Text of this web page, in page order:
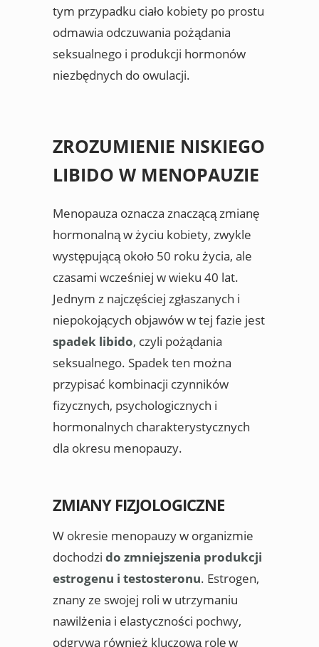
tym przypadku ciało kobiety po prostu
odmawia odczuwania pożądania
seksualnego i produkcji hormonów
niezbędnych do owulacji.
ZROZUMIENIE NISKIEGO
LIBIDO W MENOPAUZIE
Menopauza oznacza znaczącą zmianę
hormonalną w życiu kobiety, zwykle
występującą około 50 roku życia, ale
czasami wcześniej w wieku 40 lat.
Jednym z najczęściej zgłaszanych i
niepokojących objawów w tej fazie jest
spadek libido, czyli pożądania
seksualnego. Spadek ten można
przypisać kombinacji czynników
fizycznych, psychologicznych i
hormonalnych charakterystycznych
dla okresu menopauzy.
ZMIANY FIZJOLOGICZNE
W okresie menopauzy w organizmie
dochodzi do zmniejszenia produkcji
estrogenu i testosteronu. Estrogen,
znany ze swojej roli w utrzymaniu
nawilżenia i elastyczności pochwy,
odgrywa również kluczową rolę w